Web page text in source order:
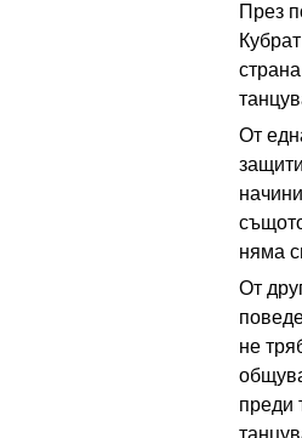
През
От
няма
От
не
преди